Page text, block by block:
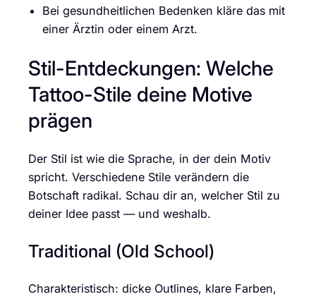
Bei gesundheitlichen Bedenken kläre das mit
einer Ärztin oder einem Arzt.
Stil-Entdeckungen: Welche
Tattoo-Stile deine Motive
prägen
Der Stil ist wie die Sprache, in der dein Motiv
spricht. Verschiedene Stile verändern die
Botschaft radikal. Schau dir an, welcher Stil zu
deiner Idee passt — und weshalb.
Traditional (Old School)
Charakteristisch: dicke Outlines, klare Farben,